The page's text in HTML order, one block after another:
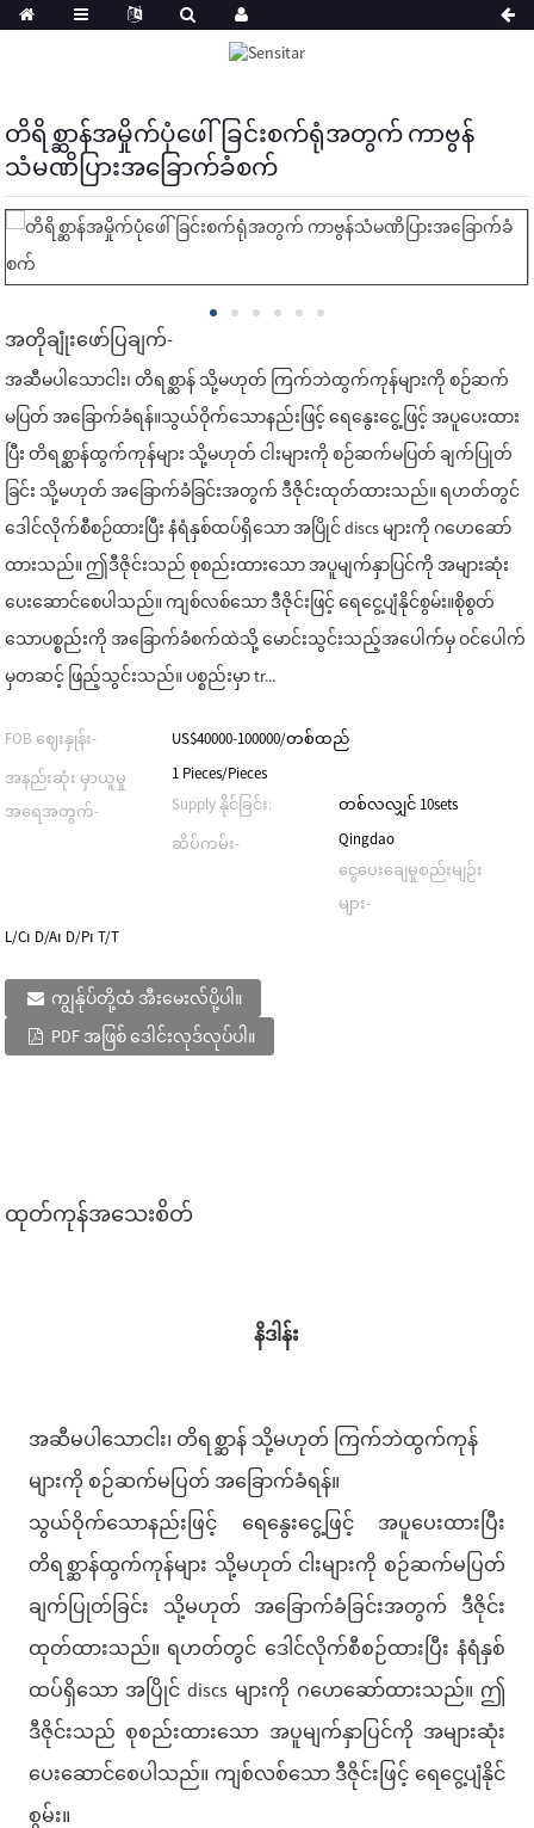
တိရိစ္ဆာန်အမှိုက်ပုံဖေါ်ခြင်းစက်ရုံအတွက် ကာဗွန်
သံမဏိပြားအခြောက်ခံစက်
အတိုချုံးဖော်ပြချက်-
အဆီမပါသောငါး၊ တိရစ္ဆာန် သို့မဟုတ် ကြက်ဘဲထွက်ကုန်များကို စဉ်ဆက်
မပြတ် အခြောက်ခံရန်။သွယ်ဝိုက်သောနည်းဖြင့် ရေနွေးငွေ့ဖြင့် အပူပေးထား
ပြီး တိရစ္ဆာန်ထွက်ကုန်များ သို့မဟုတ် ငါးများကို စဉ်ဆက်မပြတ် ချက်ပြုတ်
ခြင်း သို့မဟုတ် အခြောက်ခံခြင်းအတွက် ဒီဇိုင်းထုတ်ထားသည်။ ရဟတ်တွင်
ဒေါင်လိုက်စီစဉ်ထားပြီး နံရံနှစ်ထပ်ရှိသော အပြိုင် discs များကို ဂဟေဆော်
ထားသည်။ ဤဒီဇိုင်းသည် စုစည်းထားသော အပူမျက်နှာပြင်ကို အများဆုံး
ပေးဆောင်စေပါသည်။ ကျစ်လစ်သော ဒီဇိုင်းဖြင့် ရေငွေ့ပျံနိုင်စွမ်း။စိုစွတ်
သောပစ္စည်းကို အခြောက်ခံစက်ထဲသို့ မောင်းသွင်းသည့်အပေါက်မှ ဝင်ပေါက်
မှတဆင့် ဖြည့်သွင်းသည်။ ပစ္စည်းမှာ tr...
FOB ဈေးနှုန်း-
US$40000-100000/တစ်ထည်
အနည်းဆုံး မှာယူမှု
အရေအတွက်-
1 Pieces/Pieces
Supply နိုင်ခြင်း:
တစ်လလျှင် 10sets
ဆိပ်ကမ်း-
Qingdao
ငွေပေးချေမှုစည်းမျဉ်း
များ-
L/C၊ D/A၊ D/P၊ T/T
ကျွန်ုပ်တို့ထံ အီးမေးလ်ပို့ပါ။
PDF အဖြစ် ဒေါင်းလုဒ်လုပ်ပါ။
ထုတ်ကုန်အသေးစိတ်
နိဒါန်း
အဆီမပါသောငါး၊ တိရစ္ဆာန် သို့မဟုတ် ကြက်ဘဲထွက်ကုန်
များကို စဉ်ဆက်မပြတ် အခြောက်ခံရန်။
သွယ်ဝိုက်သောနည်းဖြင့် ရေနွေးငွေ့ဖြင့် အပူပေးထားပြီး
တိရစ္ဆာန်ထွက်ကုန်များ သို့မဟုတ် ငါးများကို စဉ်ဆက်မပြတ်
ချက်ပြုတ်ခြင်း သို့မဟုတ် အခြောက်ခံခြင်းအတွက် ဒီဇိုင်း
ထုတ်ထားသည်။ ရဟတ်တွင် ဒေါင်လိုက်စီစဉ်ထားပြီး နံရံနှစ်
ထပ်ရှိသော အပြိုင် discs များကို ဂဟေဆော်ထားသည်။ ဤ
ဒီဇိုင်းသည် စုစည်းထားသော အပူမျက်နှာပြင်ကို အများဆုံး
ပေးဆောင်စေပါသည်။ ကျစ်လစ်သော ဒီဇိုင်းဖြင့် ရေငွေ့ပျံနိုင်
စွမ်း။